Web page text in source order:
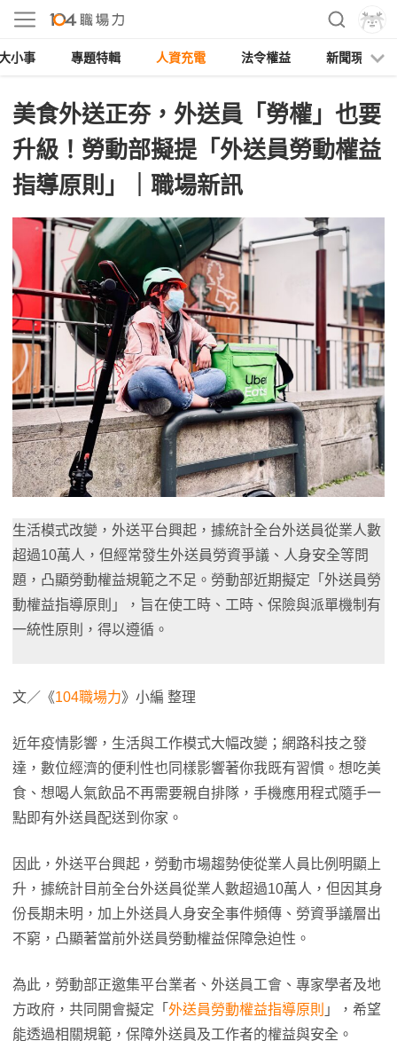
小事 專題特輯 人資充電 法令權益 新聞現場
美食外送正夯，外送員「勞權」也要
升級！勞動部擬提「外送員勞動權益
指導原則」｜職場新訊
生活模式改變，外送平台興起，據統計全台外送員從業人數
超過10萬人，但經常發生外送員勞資爭議、人身安全等問
題，凸顯勞動權益規範之不足。勞動部近期擬定「外送員勞
動權益指導原則」，旨在使工時、工時、保險與派單機制有
一統性原則，得以遵循。
文／《104職場力》小編 整理
近年疫情影響，生活與工作模式大幅改變；網路科技之發
達，數位經濟的便利性也同樣影響著你我既有習慣。想吃美
食、想喝人氣飲品不再需要親自排隊，手機應用程式隨手一
點即有外送員配送到你家。
因此，外送平台興起，勞動市場趨勢使從業人員比例明顯上
升，據統計目前全台外送員從業人數超過10萬人，但因其身
份長期未明，加上外送員人身安全事件頻傳、勞資爭議層出
不窮，凸顯著當前外送員勞動權益保障急迫性。
為此，勞動部正邀集平台業者、外送員工會、專家學者及地
方政府，共同開會擬定「 外送員勞動權益指導原則 」，希望
能透過相關規範，保障外送員及工作者的權益與安全。